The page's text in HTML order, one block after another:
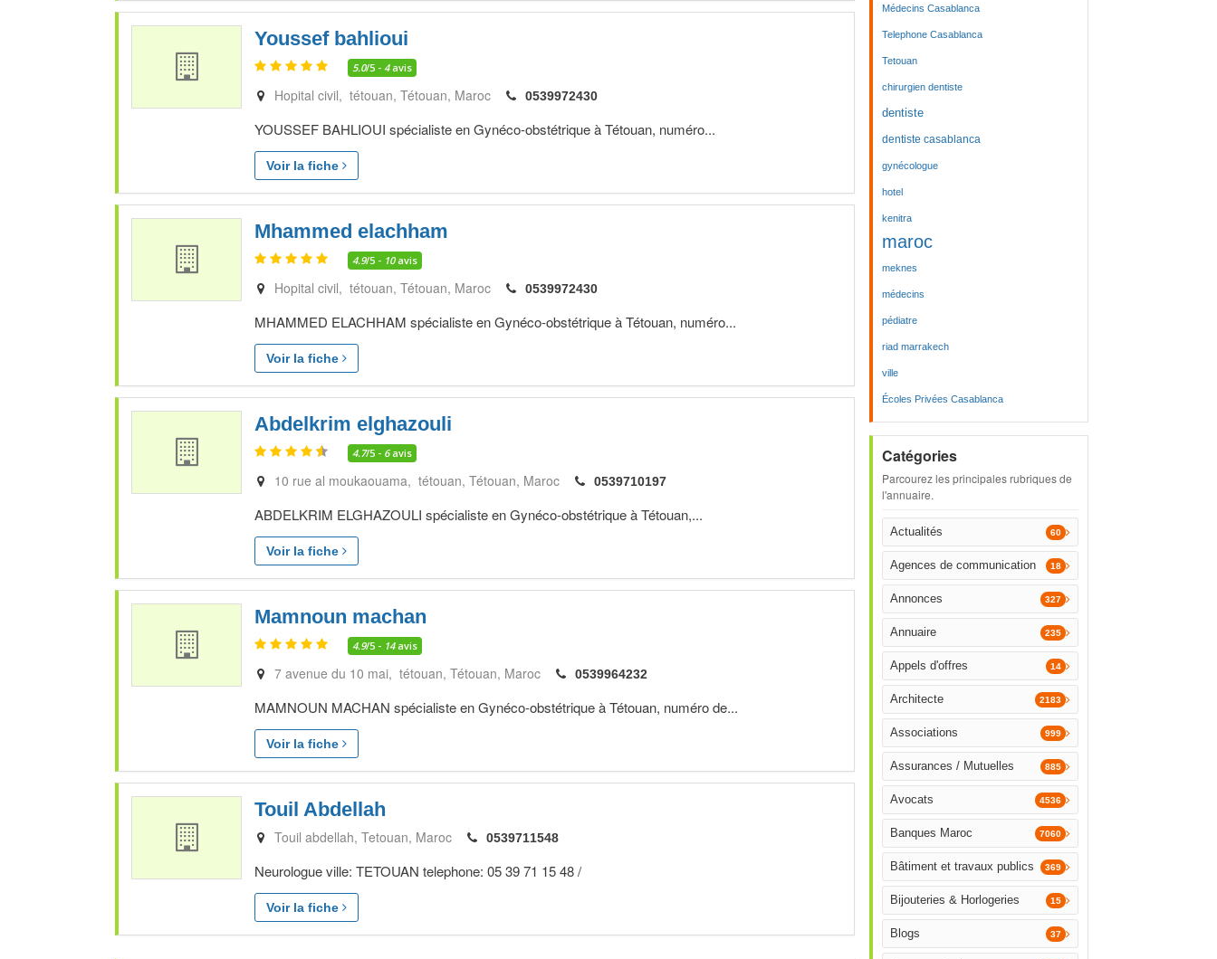
Youssef bahlioui
5.0/5 - 4avis
Hopital civil, tétouan Tétouan Maroc 0539972430
YOUSSEF BAHLIOUI spécialiste en Gynéco-obstétrique à Tétouan, numéro...
Voir la fiche
Mhammed elachham
4.9/5 - 10avis
Hopital civil, tétouan Tétouan Maroc 0539972430
MHAMMED ELACHHAM spécialiste en Gynéco-obstétrique à Tétouan, numéro...
Voir la fiche
Abdelkrim elghazouli
4.7/5 - 6avis
10 rue al moukaouama, tétouan Tétouan Maroc 0539710197
ABDELKRIM ELGHAZOULI spécialiste en Gynéco-obstétrique à Tétouan,...
Voir la fiche
Mamnoun machan
4.9/5 - 14avis
7 avenue du 10 mai, tétouan Tétouan Maroc 0539964232
MAMNOUN MACHAN spécialiste en Gynéco-obstétrique à Tétouan, numéro de...
Voir la fiche
Touil Abdellah
Touil abdellah Tetouan Maroc 0539711548
Neurologue ville: TETOUAN telephone: 05 39 71 15 48 /
Voir la fiche
Médecins Casablanca
Telephone Casablanca
Tetouan
chirurgien dentiste
dentiste
dentiste casablanca
gynécologue
hotel
kenitra
maroc
meknes
médecins
pédiatre
riad marrakech
ville
Écoles Privées Casablanca
Catégories
Parcourez les principales rubriques de
l'annuaire.
Actualités 60
Agences de communication 18
Annonces 327
Annuaire 235
Appels d'offres 14
Architecte 2183
Associations 999
Assurances / Mutuelles 885
Avocats 4536
Banques Maroc 7060
Bâtiment et travaux publics 369
Bijouteries & Horlogeries 15
Blogs 37